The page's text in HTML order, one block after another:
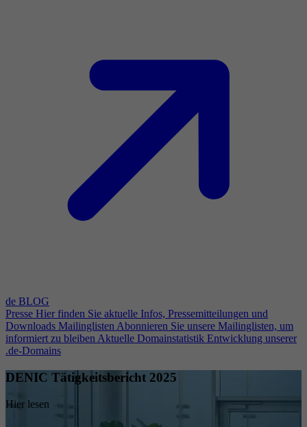
de BLOG
Presse Hier finden Sie aktuelle Infos, Pressemitteilungen und
Downloads Mailinglisten Abonnieren Sie unsere Mailinglisten, um
informiert zu bleiben Aktuelle Domainstatistik Entwicklung unserer
.de-Domains
DENIC Tätigkeitsbericht 2025
Hier lesen